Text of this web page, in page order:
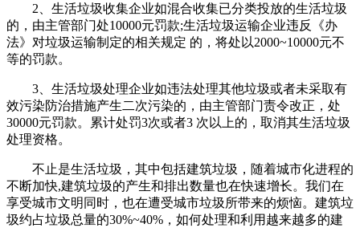
2、生活垃圾收集企业如混合收集已分类投放的生活垃圾
的，由主管部门处10000元罚款;生活垃圾运输企业违反《办
法》对垃圾运输制定的相关规定 的，将处以2000~10000元不
等的罚款。
3、生活垃圾处理企业如违法处理其他垃圾或者未采取有
效污染防治措施产生二次污染的，由主管部门责令改正，处
30000元罚款。累计处罚3次或者3 次以上的，取消其生活垃圾
处理资格。
不止是生活垃圾，其中包括建筑垃圾，随着城市化进程的
不断加快,建筑垃圾的产生和排出数量也在快速增长。我们在
享受城市文明同时，也在遭受城市垃圾所带来的烦恼。建筑垃
圾约占垃圾总量的30%~40%，如何处理和利用越来越多的建